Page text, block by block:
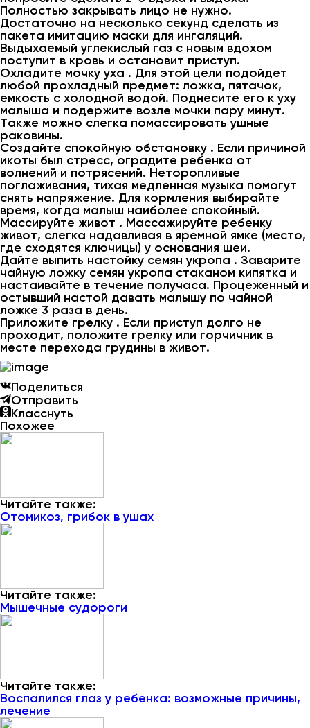
Полностью закрывать лицо не нужно.
Достаточно на несколько секунд сделать из
пакета имитацию маски для ингаляций.
Выдыхаемый углекислый газ с новым вдохом
поступит в кровь и остановит приступ.
Охладите мочку уха . Для этой цели подойдет
любой прохладный предмет: ложка, пятачок,
емкость с холодной водой. Поднесите его к уху
малыша и подержите возле мочки пару минут.
Также можно слегка помассировать ушные
раковины.
Создайте спокойную обстановку . Если причиной
икоты был стресс, оградите ребенка от
волнений и потрясений. Неторопливые
поглаживания, тихая медленная музыка помогут
снять напряжение. Для кормления выбирайте
время, когда малыш наиболее спокойный.
Массируйте живот . Массажируйте ребенку
живот, слегка надавливая в яремной ямке (место,
где сходятся ключицы) у основания шеи.
Дайте выпить настойку семян укропа . Заварите
чайную ложку семян укропа стаканом кипятка и
настаивайте в течение получаса. Процеженный и
остывший настой давать малышу по чайной
ложке 3 раза в день.
Приложите грелку . Если приступ долго не
проходит, положите грелку или горчичник в
месте перехода грудины в живот.
Поделиться
Отправить
Класснуть
Похожее
Читайте также:
Отомикоз, грибок в ушах
Читайте также:
Мышечные судороги
Читайте также:
Воспалился глаз у ребенка: возможные причины,
лечение